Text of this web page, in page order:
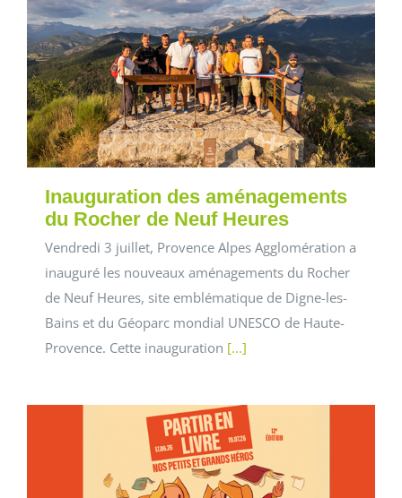
Inauguration des aménagements
du Rocher de Neuf Heures
Vendredi 3 juillet, Provence Alpes Agglomération a
inauguré les nouveaux aménagements du Rocher
de Neuf Heures, site emblématique de Digne-les-
Bains et du Géoparc mondial UNESCO de Haute-
Provence. Cette inauguration [...]